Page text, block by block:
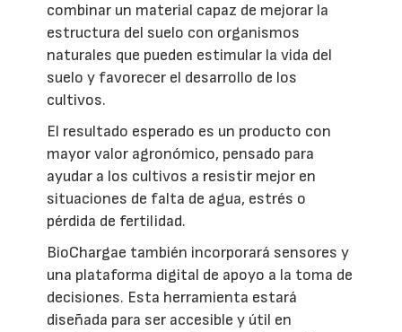
combinar un material capaz de mejorar la
estructura del suelo con organismos
naturales que pueden estimular la vida del
suelo y favorecer el desarrollo de los
cultivos.
El resultado esperado es un producto con
mayor valor agronómico, pensado para
ayudar a los cultivos a resistir mejor en
situaciones de falta de agua, estrés o
pérdida de fertilidad.
BioChargae también incorporará sensores y
una plataforma digital de apoyo a la toma de
decisiones. Esta herramienta estará
diseñada para ser accesible y útil en